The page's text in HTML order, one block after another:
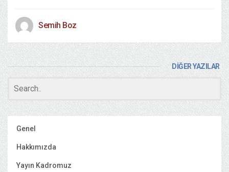
Semih Boz
DİĞER YAZILAR
Genel
Hakkımızda
Yayın Kadromuz